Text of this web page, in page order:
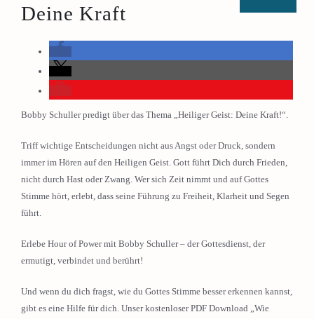
Deine Kraft
Bobby Schuller predigt über das Thema „Heiliger Geist: Deine Kraft!“.
Triff wichtige Entscheidungen nicht aus Angst oder Druck, sondern
immer im Hören auf den Heiligen Geist. Gott führt Dich durch Frieden,
nicht durch Hast oder Zwang. Wer sich Zeit nimmt und auf Gottes
Stimme hört, erlebt, dass seine Führung zu Freiheit, Klarheit und Segen
führt.
Erlebe Hour of Power mit Bobby Schuller – der Gottesdienst, der
ermutigt, verbindet und berührt!
Und wenn du dich fragst, wie du Gottes Stimme besser erkennen kannst,
gibt es eine Hilfe für dich. Unser kostenloser PDF Download „Wie